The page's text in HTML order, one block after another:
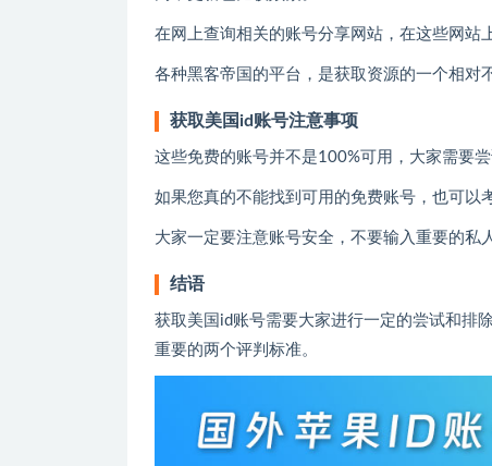
在网上查询相关的账号分享网站，在这些网站
各种黑客帝国的平台，是获取资源的一个相对
获取美国id账号注意事项
这些免费的账号并不是100%可用，大家需要尝
如果您真的不能找到可用的免费账号，也可以
大家一定要注意账号安全，不要输入重要的私
结语
获取美国id账号需要大家进行一定的尝试和排
重要的两个评判标准。